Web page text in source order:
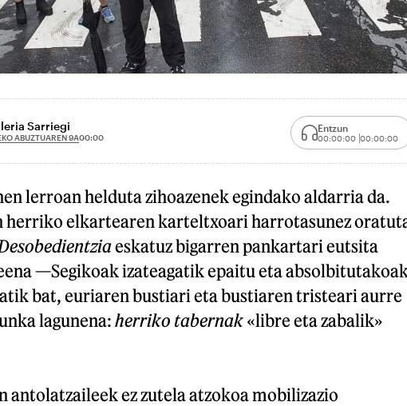
Sarriegi
ABUZTUAREN 9A00:00
Entzun
00:00:00 00:00:00
lerroan helduta zihoazenek egindako aldarria da.
herriko elkartearen karteltxoari harrotasunez
eskatuz bigarren pankartari eutsita
—Segikoak izateagatik epaitu eta
bat, euriaren bustiari eta bustiaren tristeari aurre
lagunena: herriko tabernak«libre eta zabalik»
antolatzaileek ez zutela atzokoa mobilizazio